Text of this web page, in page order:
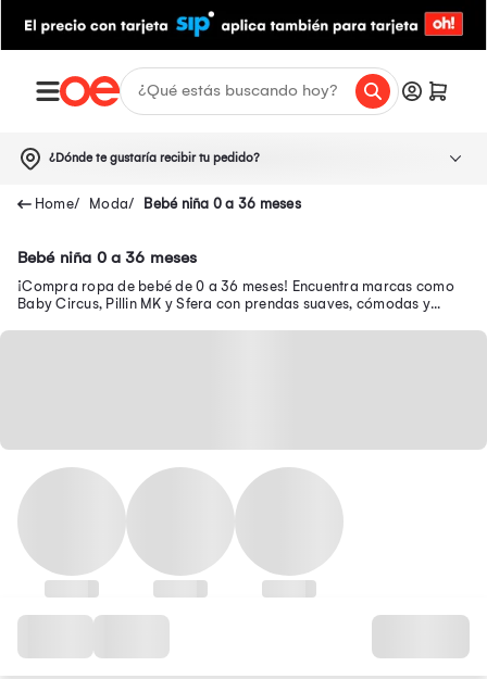
¿Dónde te gustaría recibir tu pedido?
Moda Bebé niña 0 a 36 meses
Bebé niña 0 a 36 meses
¡Compra ropa de bebé de 0 a 36 meses! Encuentra marcas como
Baby Circus, Pillin MK y Sfera con prendas suaves, cómodas y